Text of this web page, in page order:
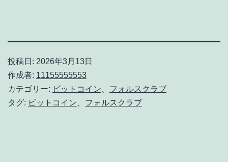
投稿日: 2026年3月13日
作成者: 11155555553
カテゴリー: ビットコイン
フォルスクラブ
タグ: ビットコイン フォルスクラブ